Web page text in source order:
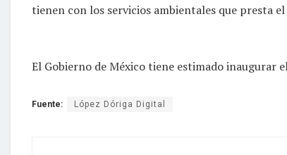
tienen con los servicios ambientales que presta
El Gobierno de México tiene estimado inaugurar
Fuente: López Dóriga Digital